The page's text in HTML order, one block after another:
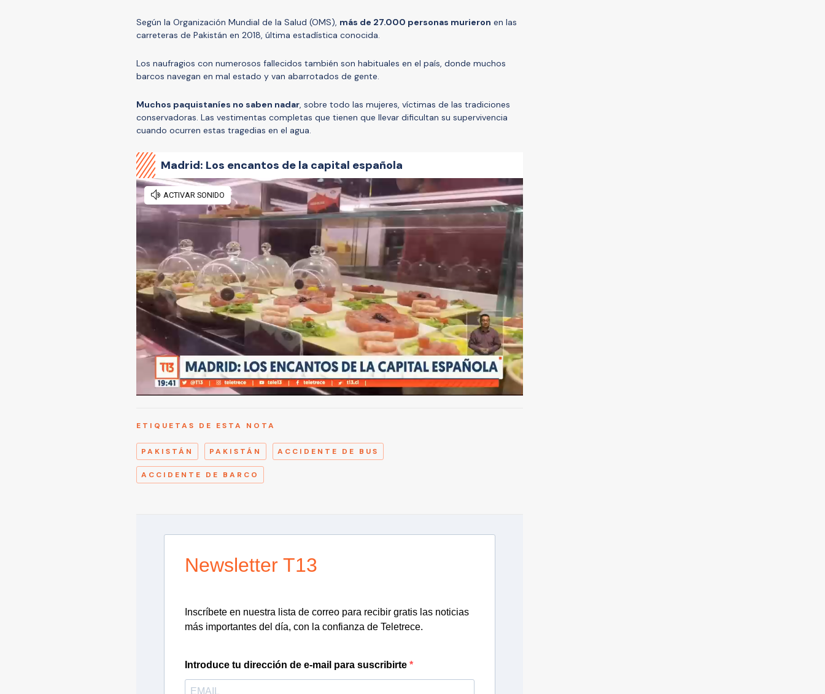
Según la Organización Mundial de la Salud (OMS), más de 27.000 personas murieron en las
carreteras de Pakistán en 2018, última estadística conocida.
Los naufragios con numerosos fallecidos también son habituales en el país, donde muchos
barcos navegan en mal estado y van abarrotados de gente.
Muchos paquistaníes no saben nadar, sobre todo las mujeres, víctimas de las tradiciones
conservadoras. Las vestimentas completas que tienen que llevar dificultan su supervivencia
cuando ocurren estas tragedias en el agua.
Madrid: Los encantos de la capital española
ETIQUETAS DE ESTA NOTA
PAKISTÁN PAKISTÁN ACCIDENTE DE BUS
ACCIDENTE DE BARCO
Newsletter T13
Inscríbete en nuestra lista de correo para recibir gratis las noticias
más importantes del día, con la confianza de Teletrece.
Introduce tu dirección de e-mail para suscribirte